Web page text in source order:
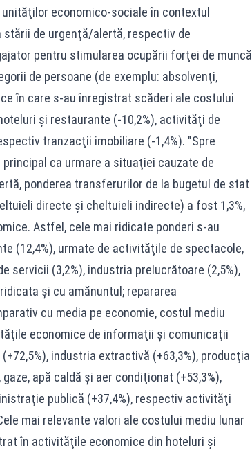
economico-sociale în contextul
stării de urgenţă/alertă, respectiv de
pentru stimularea ocupării forţei de muncă
de persoane (de exemplu: absolvenţi,
în care s-au înregistrat scăderi ale costului
şi restaurante (-10,2%), activităţi de
tranzacţii imobiliare (-1,4%). "Spre
ca urmare a situaţiei cauzate de
ponderea transferurilor de la bugetul de stat
directe şi cheltuieli indirecte) a fost 1,3%,
Astfel, cele mai ridicate ponderi s-au
(12,4%), urmate de activităţile de spectacole,
servicii (3,2%), industria prelucrătoare (2,5%),
şi cu amănuntul; repararea
cu media pe economie, costul mediu
economice de informaţii şi comunicaţii
industria extractivă (+63,3%), producţia
apă caldă şi aer condiţionat (+53,3%),
publică (+37,4%), respectiv activităţi
mai relevante valori ale costului mediu lunar
în activităţile economice din hoteluri şi